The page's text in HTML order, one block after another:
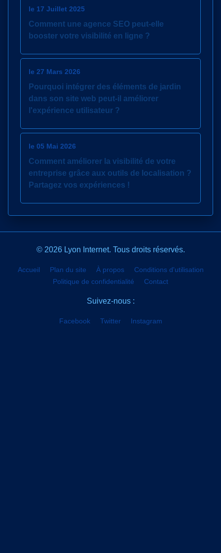
le 17 Juillet 2025
Comment une agence SEO peut-elle
booster votre visibilité en ligne ?
le 27 Mars 2026
Pourquoi intégrer des éléments de jardin
dans son site web peut-il améliorer
l'expérience utilisateur ?
le 05 Mai 2026
Comment améliorer la visibilité de votre
entreprise grâce aux outils de localisation ?
Partagez vos expériences !
© 2026 Lyon Internet. Tous droits réservés.
Accueil Plan du site À propos
Conditions d'utilisation
Politique de confidentialité
Contact
Suivez-nous :
Facebook Twitter Instagram